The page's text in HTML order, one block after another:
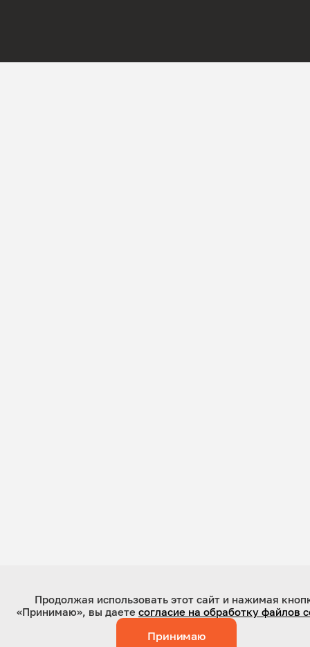
Продолжая использовать этот сайт и нажимая
«Принимаю», вы даете согласие на обработку файлов
Принимаю